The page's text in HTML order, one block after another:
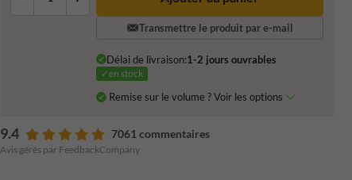
Transmettre le produit par e-mail
Délai de livraison:1-2 jours ouvrables
✓en stock
Remise sur le volume ? Voir les options
9.4 7061 commentaires
Avis gérés par FeedbackCompany